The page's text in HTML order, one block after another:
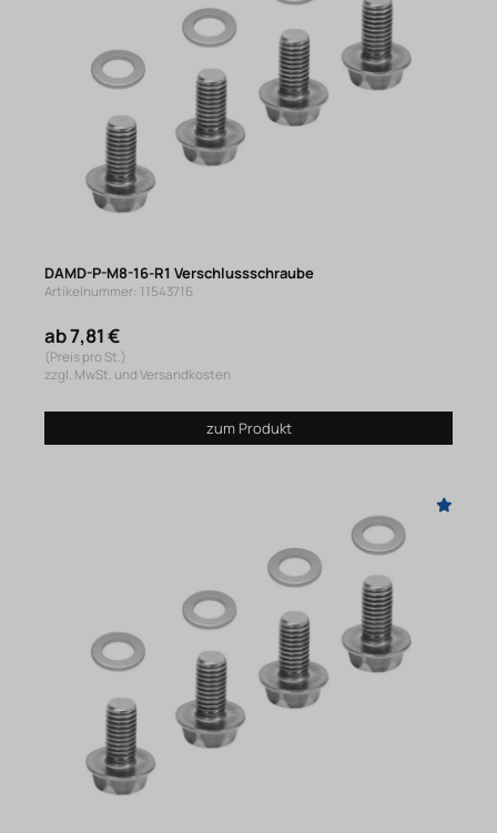
DAMD-P-M8-16-R1 Verschlussschraube
Artikelnummer: 11543716
ab 7,81 €
(Preis pro St.)
zzgl. MwSt. und Versandkosten
zum Produkt